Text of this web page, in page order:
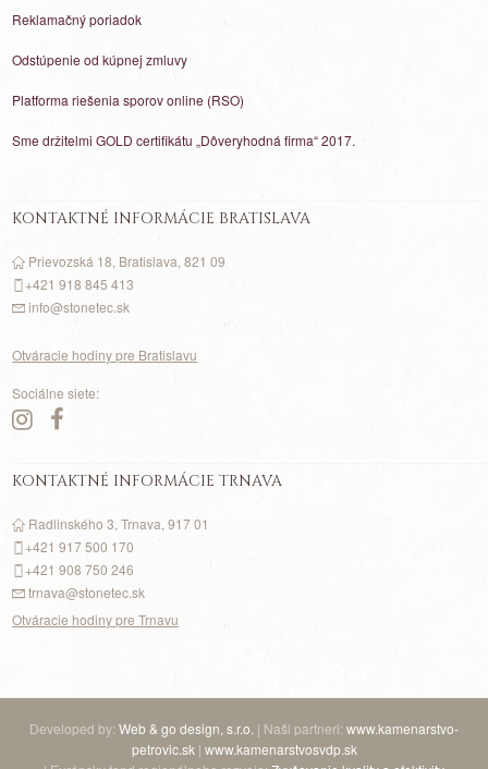
Reklamačný poriadok
Odstúpenie od kúpnej zmluvy
Platforma riešenia sporov online (RSO)
Sme držitelmi GOLD certifikátu „Dôveryhodná firma“ 2017.
KONTAKTNÉ INFORMÁCIE BRATISLAVA
Prievozská 18, Bratislava, 821 09
+421 918 845 413
info@stonetec.sk
Otváracie hodiny pre Bratislavu
Sociálne siete:
KONTAKTNÉ INFORMÁCIE TRNAVA
Radlinského 3, Trnava, 917 01
+421 917500 170
+421 908 750 246
trnava@stonetec.sk
Otváracie hodiny pre Trnavu
Developed by: Web & go design, s.r.o. | Naši partneri: www.kamenarstvo-
petrovic.sk| www.kamenarstvosvdp.sk